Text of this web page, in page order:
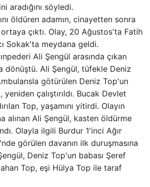
aradığını söyledi.
öldüren adamın, cinayetten sonra
ortaya çıktı. Olay, 20 Ağustos'ta Fatih
Sokak'ta meydana geldi.
Ali Şengül arasında çıkan
dönüştü. Ali Şengül, tüfekle Deniz
götürülen Deniz Top'un
çalıştırıldı. Bucak Devlet
Top, yaşamını yitirdi. Olayın
alınan Ali Şengül, kasten öldürme
Olayla ilgili Burdur 1'inci Ağır
görülen davanın ilk duruşmasına
Deniz Top'un babası Şeref
Top, eşi Hülya Top ile taraf